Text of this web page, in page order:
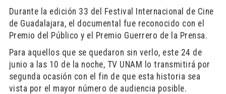
Durante la edición 33 del Festival Internacional de Cine
de Guadalajara, el documental fue reconocido con el
Premio del Público y el Premio Guerrero de la Prensa.
Para aquellos que se quedaron sin verlo, este 24 de
junio a las 10 de la noche, TV UNAM lo transmitirá por
segunda ocasión con el fin de que esta historia sea
vista por el mayor número de audiencia posible.